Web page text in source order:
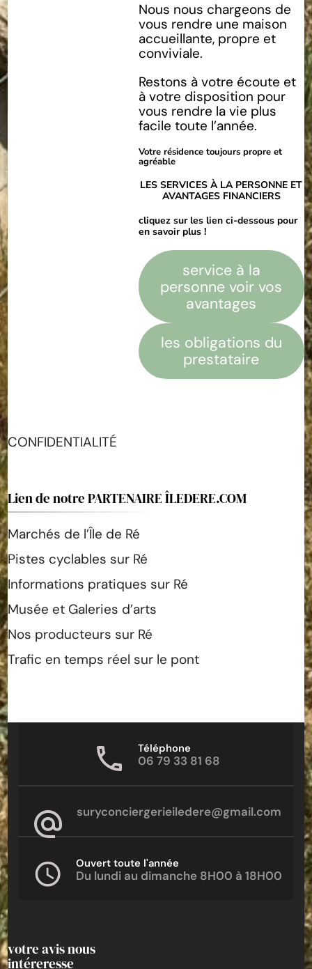
Nous nous chargeons de
vous rendre une maison
accueillante, propre et
conviviale.
Restons à votre écoute et
à votre disposition pour
vous rendre la vie plus
facile toute l’année.
Votre résidence toujours propre et
agréable
LES SERVICES À LA PERSONNE ET
AVANTAGES FINANCIERS
cliquez sur les lien ci-dessous pour
en savoir plus !
service à la
personne voir vos
avantages
les obligations du
prestataire
CONFIDENTIALITÉ
Lien de notre PARTENAIRE ÎLEDERE.COM
Marchés de l’Île de Ré
Pistes cyclables sur Ré
Informations pratiques sur Ré
Musée et Galeries d’arts
Nos producteurs sur Ré
Trafic en temps réel sur le pont
Téléphone
06 79 33 81 68
suryconciergerieiledere@gmail.com
Ouvert toute l'année
Du lundi au dimanche 8H00 à 18H00
votre avis nous
intéreresse